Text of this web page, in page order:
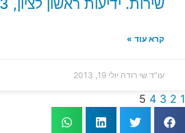
שירות. ידיעות ראשון לציון, 19.07.13
קרא עוד »
עו"ד שי רודה יולי 19, 2013
1
2
3
4
5